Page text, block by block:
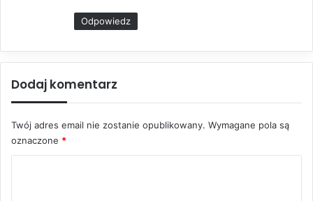
Odpowiedz
Dodaj komentarz
Twój adres email nie zostanie opublikowany. Wymagane pola są
oznaczone *